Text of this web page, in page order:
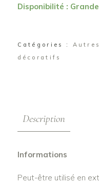
quantité
Disponibilité :
Catégories :
décoratifs
Description
Informations
Peut-être utilisé en